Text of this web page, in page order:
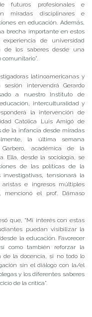
futuros profesionales e
miradas disciplinares e
en educación. Además,
brecha importante en estos
de universidad
de los saberes desde una
latinoamericanas y
intervendrá Gerardo
a nuestro Instituto de
interculturalidad y
la intervención de
Católica Luis Amigó de
de la infancia desde miradas
la última semana
académica de la
Ella, desde la sociología, se
de las políticas de la
tensionará la
e ingresos múltiples
mencionó el prof. Dámaso
que, “Mi interés con estas
puedan visibilizar la
la educación. Favorecer
como también reforzar la
de la docencia, si no todo lo
sin el diálogo con la/el
y los diferentes saberes
de la crítica”.